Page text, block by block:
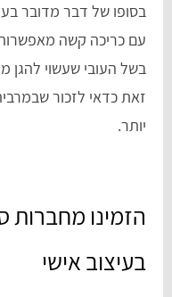
בסופו של דבר מדובר
עם כריכה קשה
בשל העובי שעשוי להגן
זאת כדאי לזכור
יותר.
הזמינו מחברות
בעיצוב אישי